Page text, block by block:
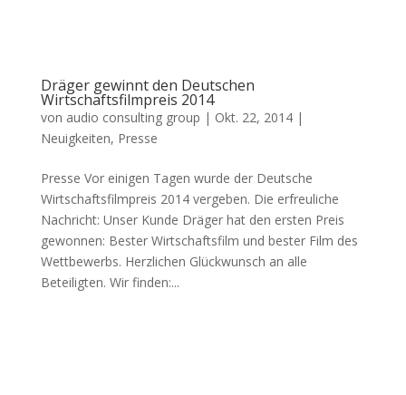
Dräger gewinnt den Deutschen
Wirtschaftsfilmpreis 2014
von audio consulting group | Okt. 22, 2014|
Neuigkeiten, Presse
Presse Vor einigen Tagen wurde der Deutsche
Wirtschaftsfilmpreis 2014 vergeben. Die erfreuliche
Nachricht: Unser Kunde Dräger hat den ersten Preis
gewonnen: Bester Wirtschaftsfilm und bester Film des
Wettbewerbs. Herzlichen Glückwunsch an alle
Beteiligten. Wir finden:...